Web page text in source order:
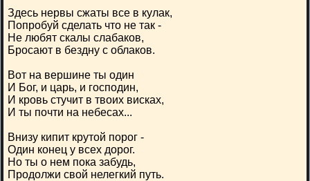
Здесь нервы сжаты все в кулак,
Попробуй сделать что не так -
Не любят скалы слабаков,
Бросают в бездну с облаков.
Вот на вершине ты один
И Бог, и царь, и господин,
И кровь стучит в твоих висках,
И ты почти на небесах...
Внизу кипит крутой порог -
Один конец у всех дорог.
Но ты о нем пока забудь,
Продолжи свой нелегкий путь.